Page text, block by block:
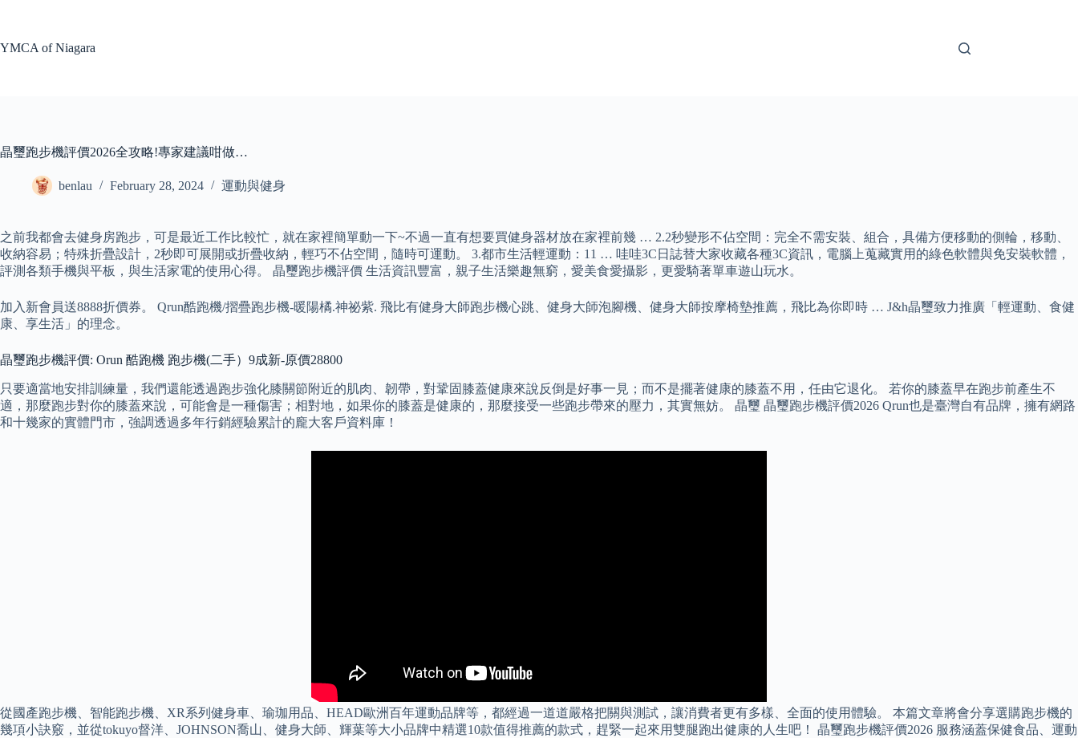
YMCA of Niagara
晶璽跑步機評價2026全攻略!專家建議咁做…
benlau February 28, 2024 運動與健身
之前我都會去健身房跑步，可是最近工作比較忙，就在家裡簡單動一下~不過一直有想要買健身器材放在家裡前幾 … 2.2秒變形不佔空間：完全不需安裝、組合，具備方便移動的側輪，移動、
收納容易；特殊折疊設計，2秒即可展開或折疊收納，輕巧不佔空間，隨時可運動。 3.都市生活輕運動：11 … 哇哇3C日誌替大家收藏各種3C資訊，電腦上蒐藏實用的綠色軟體與免安裝軟體，
評測各類手機與平板，與生活家電的使用心得。 晶璽跑步機評價 生活資訊豐富，親子生活樂趣無窮，愛美食愛攝影，更愛騎著單車遊山玩水。
加入新會員送8888折價券。 Qrun酷跑機/摺疊跑步機-暖陽橘.神祕紫. 飛比有健身大師跑步機心跳、健身大師泡腳機、健身大師按摩椅墊推薦，飛比為你即時 … J&h晶璽致力推廣「輕運動、食健
康、享生活」的理念。
晶璽跑步機評價: Orun 酷跑機 跑步機(二手）9成新-原價28800
只要適當地安排訓練量，我們還能透過跑步強化膝關節附近的肌肉、韌帶，對鞏固膝蓋健康來說反倒是好事一見；而不是擺著健康的膝蓋不用，任由它退化。 若你的膝蓋早在跑步前產生不
適，那麼跑步對你的膝蓋來說，可能會是一種傷害；相對地，如果你的膝蓋是健康的，那麼接受一些跑步帶來的壓力，其實無妨。 晶璽 晶璽跑步機評價2026 Qrun也是臺灣自有品牌，擁有網路
和十幾家的實體門市，強調透過多年行銷經驗累計的龐大客戶資料庫！
從國產跑步機、智能跑步機、XR系列健身車、瑜珈用品、HEAD歐洲百年運動品牌等，都經過一道道嚴格把關與測試，讓消費者更有多樣、全面的使用體驗。 本篇文章將會分享選購跑步機的
幾項小訣竅，並從tokuyo督洋、JOHNSON喬山、健身大師、輝葉等大小品牌中精選10款值得推薦的款式，趕緊一起來用雙腿跑出健康的人生吧！ 晶璽跑步機評價2026 服務涵蓋保健食品、運動